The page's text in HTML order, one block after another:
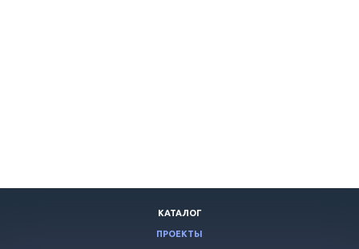
КАТАЛОГ
ПРОЕКТЫ